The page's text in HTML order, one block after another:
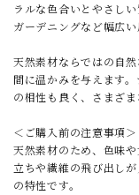
ラルな色合いとやさし
ガーデニングなど幅広い
天然素材ならではの自
間に温かみを与えます
の相性も良く、さまざま
＜ご購入前の注意事項＞
天然素材のため、色味
立ちや繊維の飛び出し
の特性です。